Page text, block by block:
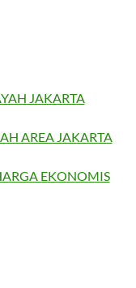
JAKARTA
AREA JAKARTA
EKONOMIS